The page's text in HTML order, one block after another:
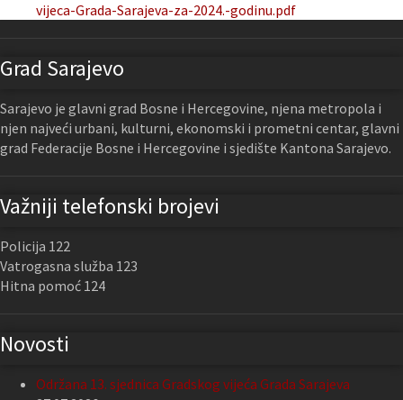
vijeca-Grada-Sarajeva-za-2024.-godinu.pdf
Grad Sarajevo
Sarajevo je glavni grad Bosne i Hercegovine, njena metropola i
njen najveći urbani, kulturni, ekonomski i prometni centar, glavni
grad Federacije Bosne i Hercegovine i sjedište Kantona Sarajevo.
Važniji telefonski brojevi
Policija 122
Vatrogasna služba 123
Hitna pomoć 124
Novosti
Održana 13. sjednica Gradskog vijeća Grada Sarajeva